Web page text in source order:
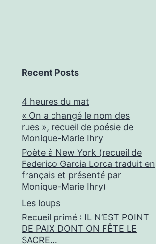
Recent Posts
4 heures du mat
« On a changé le nom des
rues », recueil de poésie de
Monique-Marie Ihry
Poète à New York (recueil de
Federico Garcia Lorca traduit en
français et présenté par
Monique-Marie Ihry)
Les loups
Recueil primé : IL N’EST POINT
DE PAIX DONT ON FÊTE LE
SACRE…